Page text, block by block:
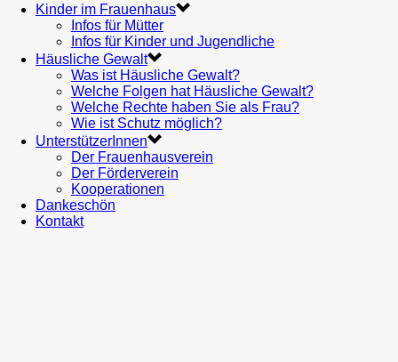
Kinder im Frauenhaus
Infos für Mütter
Infos für Kinder und Jugendliche
Häusliche Gewalt
Was ist Häusliche Gewalt?
Welche Folgen hat Häusliche Gewalt?
Welche Rechte haben Sie als Frau?
Wie ist Schutz möglich?
UnterstützerInnen
Der Frauenhausverein
Der Förderverein
Kooperationen
Dankeschön
Kontakt